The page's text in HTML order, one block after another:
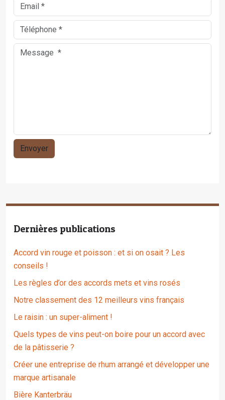
Dernières publications
Accord vin rouge et poisson : et si on osait ? Les
conseils !
Les règles d’or des accords mets et vins rosés
Notre classement des 12 meilleurs vins français
Le raisin : un super-aliment !
Quels types de vins peut-on boire pour un accord avec
de la pâtisserie ?
Créer une entreprise de rhum arrangé et développer une
marque artisanale
Bière Kanterbräu